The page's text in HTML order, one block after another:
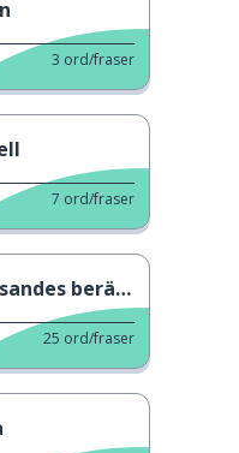
3 ord/fraser
7 ord/fraser
berättelser
25 ord/fraser